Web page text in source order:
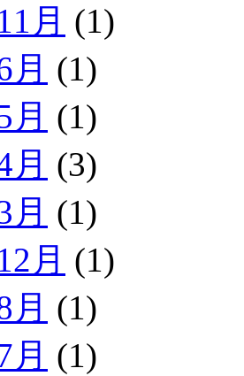
月 (1)
(1)
(1)
(3)
(1)
月 (1)
(1)
(1)